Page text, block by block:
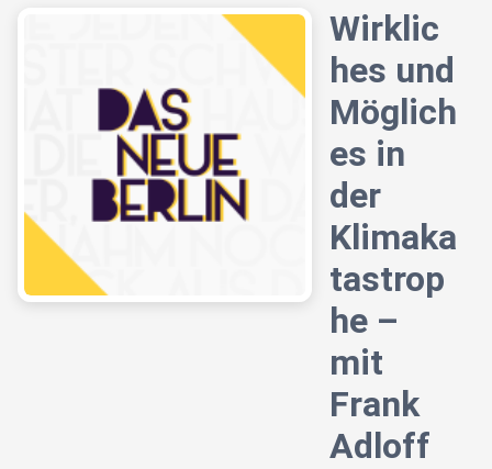
Wirklic
hes und
Möglich
es in
der
Klimaka
tastrop
he –
mit
Frank
Adloff